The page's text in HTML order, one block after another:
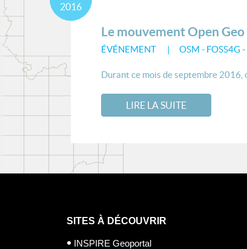
Le mouvement Open
ÉVÉNEMENT OSM - FOSS4G
2016
Durant ce mois de septembre 2016,
LIRE LA SUITE
SITES À DÉCOUVRIR
INSPIRE Geoportal